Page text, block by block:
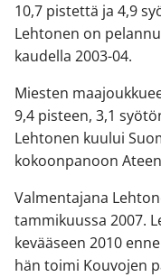
10,7 pistettä ja 4,9
Lehtonen on
kaudella 2003-04.
Miesten
9,4 pisteen, 3,1
Lehtonen kuului
kokoonpanoon
Valmentajana
tammikuussa 2007.
kevääseen 2010
hän toimi Kouvojen